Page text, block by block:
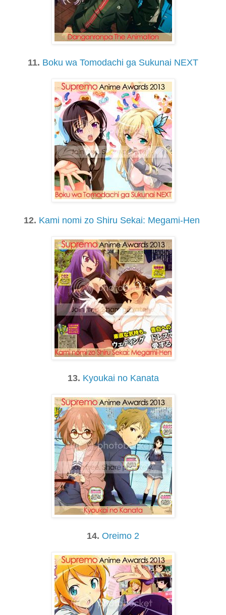
11. Boku wa Tomodachi ga Sukunai NEXT
12. Kami nomi zo Shiru Sekai: Megami-Hen
13. Kyoukai no Kanata
14. Oreimo 2